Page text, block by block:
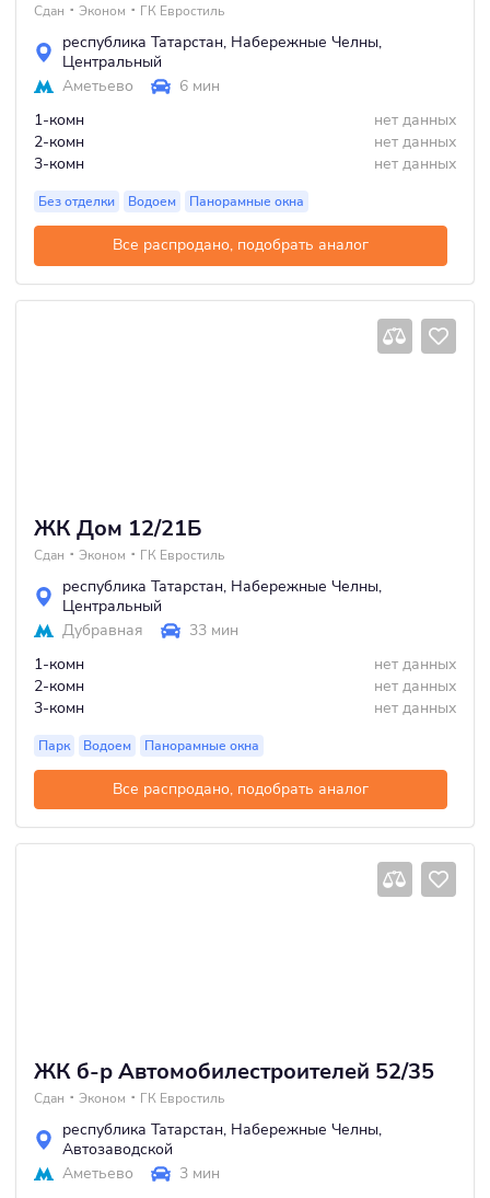
Сдан Эконом ГК Евростиль
республика Татарстан, Набережные Челны,
Центральный
Аметьево
6 мин
1-комн
нет данных
2-комн
нет данных
3-комн
нет данных
Без отделки Водоем Панорамные окна
Все распродано, подобрать аналог
ЖК Дом 12/21Б
Сдан Эконом ГК Евростиль
республика Татарстан, Набережные Челны,
Центральный
Дубравная
33 мин
1-комн
нет данных
2-комн
нет данных
3-комн
нет данных
Парк Водоем Панорамные окна
Все распродано, подобрать аналог
ЖК б-р Автомобилестроителей 52/35
Сдан Эконом ГК Евростиль
республика Татарстан, Набережные Челны,
Автозаводской
Аметьево
3 мин